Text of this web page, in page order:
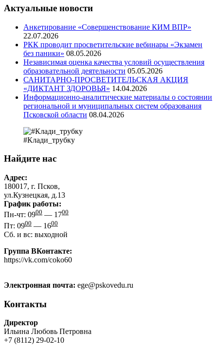
Актуальные новости
Анкетирование «Совершенствование КИМ ВПР»
22.07.2026
РКК проводит просветительские вебинары «Экзамен
без паники» 08.05.2026
Независимая оценка качества условий осуществления
образовательной деятельности 05.05.2026
САНИТАРНО-ПРОСВЕТИТЕЛЬСКАЯ АКЦИЯ
«ДИКТАНТ ЗДОРОВЬЯ» 14.04.2026
Информационно-аналитические материалы о состоянии
региональной и муниципальных систем образования
Псковской области 08.04.2026
#Клади_трубку
Найдите нас
Адрес:
180017, г. Псков,
ул.Кузнецкая, д.13
График работы:
Пн-чт: 0900 — 1700
Пт: 0900 — 1600
Сб. и вс: выходной
Группа ВКонтакте:
https://vk.com/coko60
Электронная почта: ege@pskovedu.ru
Контакты
Директор
Ильина Любовь Петровна
+7 (8112) 29-02-10